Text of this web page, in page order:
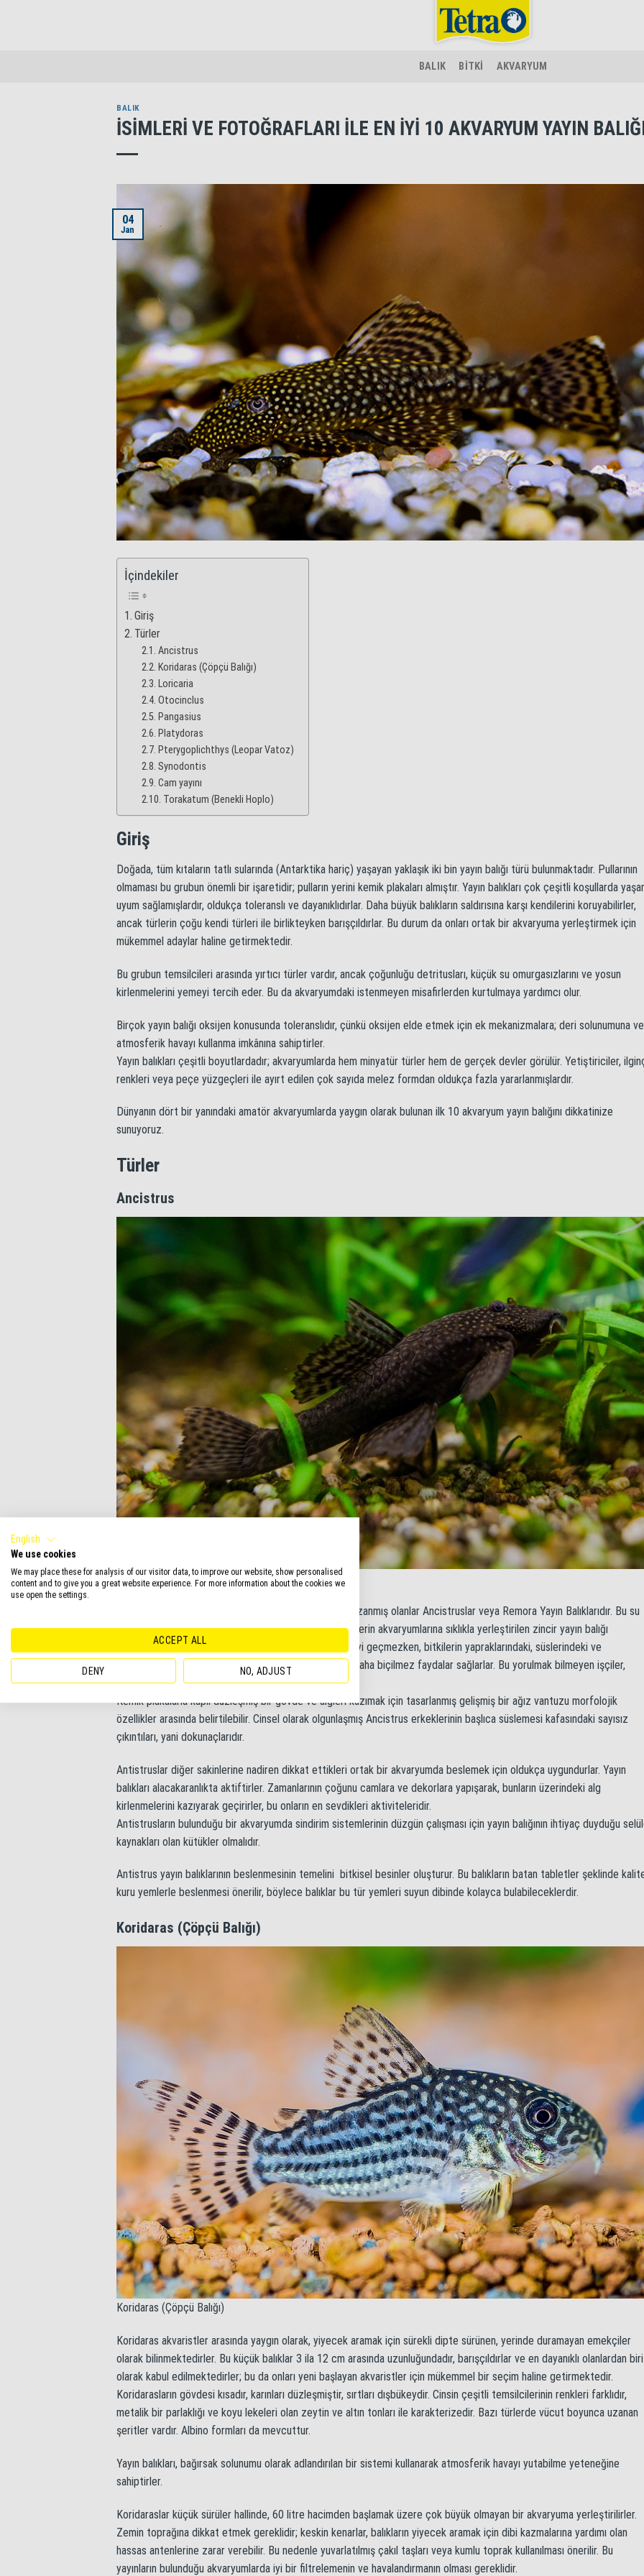
BALIK BİTKİ AKVARYUM
BALIK
İSİMLERİ VE FOTOĞRAFLARI İLE EN İYİ 10 AKVARYUM YAYIN
04
Jan
İçindekiler
Giriş
Türler
Ancistrus
Koridaras (Çöpçü Balığı)
Loricaria
Otocinclus
Pangasius
Platydoras
Pterygoplichthys (Leopar Vatoz)
Synodontis
Cam yayını
Torakatum (Benekli Hoplo)
Giriş
Doğada, tüm kıtaların tatlı sularında (Antarktika hariç) yaşayan yaklaşık iki bin yayın balığı türü bulunmaktadır. Pullarının
olmaması bu grubun önemli bir işaretidir; pulların yerini kemik plakaları almıştır. Yayın balıkları çok çeşitli koşullarda
uyum sağlamışlardır, oldukça toleranslı ve dayanıklıdırlar. Daha büyük balıkların saldırısına karşı kendilerini koruyabilirler,
ancak türlerin çoğu kendi türleri ile birlikteyken barışçıldırlar. Bu durum da onları ortak bir akvaryuma yerleştirmek için
mükemmel adaylar haline getirmektedir.
Bu grubun temsilcileri arasında yırtıcı türler vardır, ancak çoğunluğu detritusları, küçük su omurgasızlarını ve yosun
kirlenmelerini yemeyi tercih eder. Bu da akvaryumdaki istenmeyen misafirlerden kurtulmaya yardımcı olur.
Birçok yayın balığı oksijen konusunda toleranslıdır, çünkü oksijen elde etmek için ek mekanizmalara; deri solunumuna
atmosferik havayı kullanma imkânına sahiptirler.
Yayın balıkları çeşitli boyutlardadır; akvaryumlarda hem minyatür türler hem de gerçek devler görülür. Yetiştiriciler,
renkleri veya peçe yüzgeçleri ile ayırt edilen çok sayıda melez formdan oldukça fazla yararlanmışlardır.
Dünyanın dört bir yanındaki amatör akvaryumlarda yaygın olarak bulunan ilk 10 akvaryum yayın balığını dikkatinize
sunuyoruz.
Türler
Ancistrus
Ancistrus
Akvaryum yayın balıkları arasında belki de en çok ün kazanmış olanlar Ancistruslar veya Remora Yayın Balıklarıdır. Bu su
sakinleri, hem yeni başlayan hem de deneyimli akvaristlerin akvaryumlarına sıklıkla yerleştirilen zincir yayın balığı
familyasına aittir. Balıkların büyüklüğü genellikle 15 cm’yi geçmezken, bitkilerin yapraklarındaki, süslerindeki ve
akvaryumun camlarındaki yosun kirlenmelerini yiyerek paha biçilmez faydalar sağlarlar. Bu yorulmak bilmeyen işçiler,
temizlikçi rolünde mükemmel bir iş çıkarmaktadırlar.
Kemik plakalarla kaplı düzleşmiş bir gövde ve algleri kazımak için tasarlanmış gelişmiş bir ağız vantuzu morfolojik
özellikler arasında belirtilebilir. Cinsel olarak olgunlaşmış Ancistrus erkeklerinin başlıca süslemesi kafasındaki sayısız
çıkıntıları, yani dokunaçlarıdır.
Antistruslar diğer sakinlerine nadiren dikkat ettikleri ortak bir akvaryumda beslemek için oldukça uygundurlar. Yayın
balıkları alacakaranlıkta aktiftirler. Zamanlarının çoğunu camlara ve dekorlara yapışarak, bunların üzerindeki alg
kirlenmelerini kazıyarak geçirirler, bu onların en sevdikleri aktiviteleridir.
Antistrusların bulunduğu bir akvaryumda sindirim sistemlerinin düzgün çalışması için yayın balığının ihtiyaç duyduğu
kaynakları olan kütükler olmalıdır.
Antistrus yayın balıklarının beslenmesinin temelini bitkisel besinler oluşturur. Bu balıkların batan tabletler şeklinde
kuru yemlerle beslenmesi önerilir, böylece balıklar bu tür yemleri suyun dibinde kolayca bulabileceklerdir.
Koridaras (Çöpçü Balığı)
Koridaras (Çöpçü Balığı)
Koridaras akvaristler arasında yaygın olarak, yiyecek aramak için sürekli dipte sürünen, yerinde duramayan emekçiler
olarak bilinmektedirler. Bu küçük balıklar 3 ila 12 cm arasında uzunluğundadır, barışçıldırlar ve en dayanıklı olanlardan biri
olarak kabul edilmektedirler; bu da onları yeni başlayan akvaristler için mükemmel bir seçim haline getirmektedir.
Koridarasların gövdesi kısadır, karınları düzleşmiştir, sırtları dışbükeydir. Cinsin çeşitli temsilcilerinin renkleri farklıdır,
metalik bir parlaklığı ve koyu lekeleri olan zeytin ve altın tonları ile karakterizedir. Bazı türlerde vücut boyunca uzanan
şeritler vardır. Albino formları da mevcuttur.
Yayın balıkları, bağırsak solunumu olarak adlandırılan bir sistemi kullanarak atmosferik havayı yutabilme yeteneğine
sahiptirler.
Koridaraslar küçük sürüler hallinde, 60 litre hacimden başlamak üzere çok büyük olmayan bir akvaryuma yerleştirilirler.
Zemin toprağına dikkat etmek gereklidir; keskin kenarlar, balıkların yiyecek aramak için dibi kazmalarına yardımı olan
hassas antenlerine zarar verebilir. Bu nedenle yuvarlatılmış çakıl taşları veya kumlu toprak kullanılması önerilir. Bu
yayınların bulunduğu akvaryumlarda iyi bir filtrelemenin ve havalandırmanın olması gereklidir.
English
We use cookies
We may place these for analysis of our visitor data, to improve our website, show personalised
content and to give you a great website experience. For more information about the cookies we
use open the settings.
ACCEPT ALL
DENY NO, ADJUST